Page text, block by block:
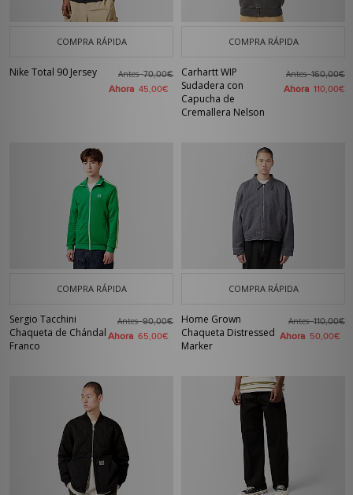
COMPRA RÁPIDA
Nike Total 90 Jersey Antes70,00€
Ahora 45,00€
COMPRA RÁPIDA
Carhartt WIP
Sudadera con
Capucha de
Cremallera Nelson
Antes160,00€
Ahora 110,00€
COMPRA RÁPIDA
Sergio Tacchini
Chaqueta de Chándal
Franco
Antes90,00€
Ahora 65,00€
COMPRA RÁPIDA
Home Grown
Chaqueta Distressed
Marker
Antes110,00€
Ahora 50,00€